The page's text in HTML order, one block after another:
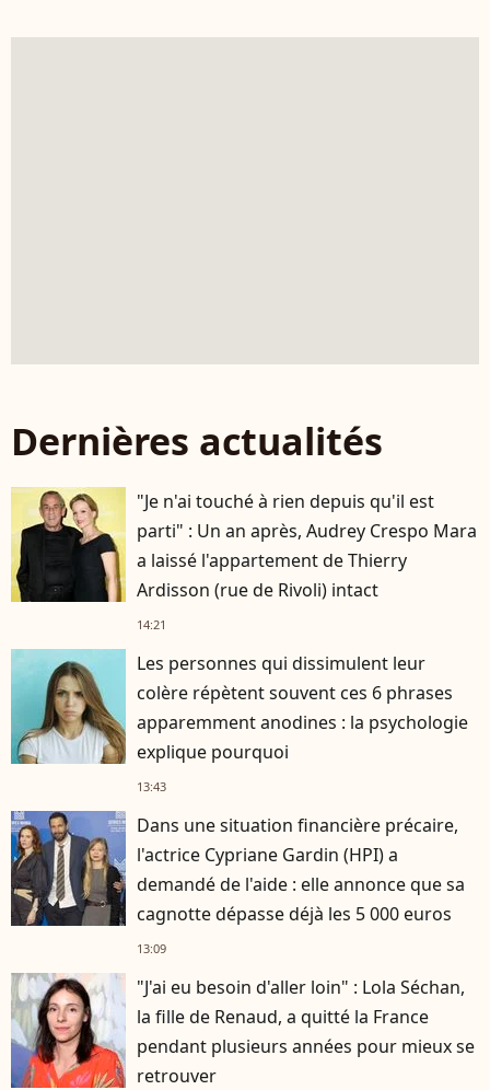
Dernières actualités
"Je n'ai touché à rien depuis qu'il est
parti" : Un an après, Audrey Crespo Mara
a laissé l'appartement de Thierry
Ardisson (rue de Rivoli) intact
14:21
Les personnes qui dissimulent leur
colère répètent souvent ces 6 phrases
apparemment anodines : la psychologie
explique pourquoi
13:43
Dans une situation financière précaire,
l'actrice Cypriane Gardin (HPI) a
demandé de l'aide : elle annonce que sa
cagnotte dépasse déjà les 5 000 euros
13:09
"J'ai eu besoin d'aller loin" : Lola Séchan,
la fille de Renaud, a quitté la France
pendant plusieurs années pour mieux se
retrouver